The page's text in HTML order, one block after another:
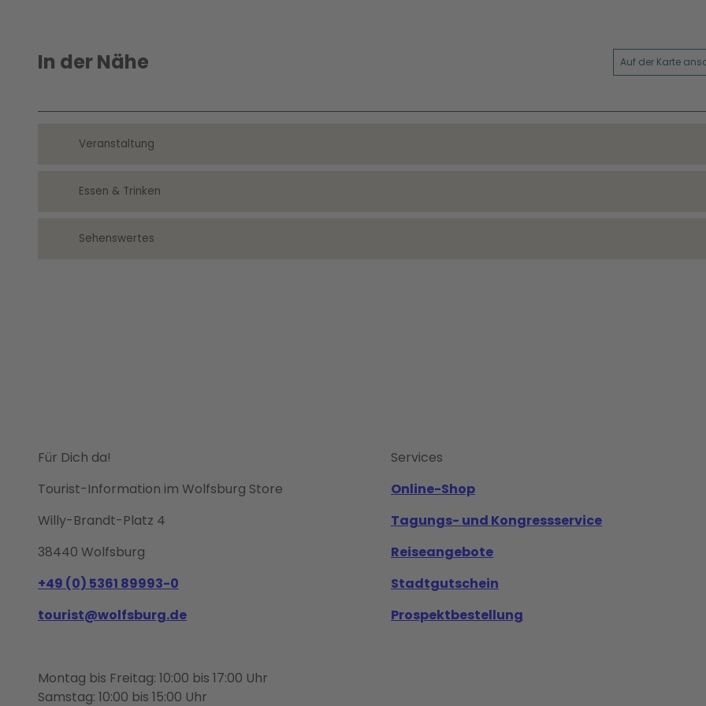
In der Nähe Auf der Karte
Veranstaltung
Essen & Trinken
Sehenswertes
Für Dich da!
Tourist-Information im Wolfsburg Store
Willy-Brandt-Platz 4
38440 Wolfsburg
+49 (0) 5361 89993-0
tourist@wolfsburg.de
Montag bis Freitag: 10:00 bis 17:00 Uhr
Samstag: 10:00 bis 15:00 Uhr
Services
Online-Shop
Tagungs- und Kongressservice
Reiseangebote
Stadtgutschein
Prospektbestellung